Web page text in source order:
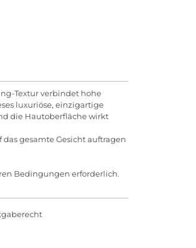
Textur verbindet hohe
luxuriöse, einzigartige
die Hautoberfläche wirkt
gesamte Gesicht auftragen
Bedingungen erforderlich.